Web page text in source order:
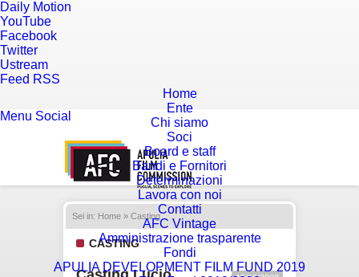
Daily Motion
YouTube
Facebook
Twitter
Ustream
Feed RSS
Home
Ente
Chi siamo
Soci
Board e staff
Bandi e Fornitori
Determinazioni
Lavora con noi
Contatti
AFC Vintage
Amministrazione trasparente
Fondi
APULIA DEVELOPMENT FILM FUND 2019
Menu Social
Sei in: Home » Casting
CASTING